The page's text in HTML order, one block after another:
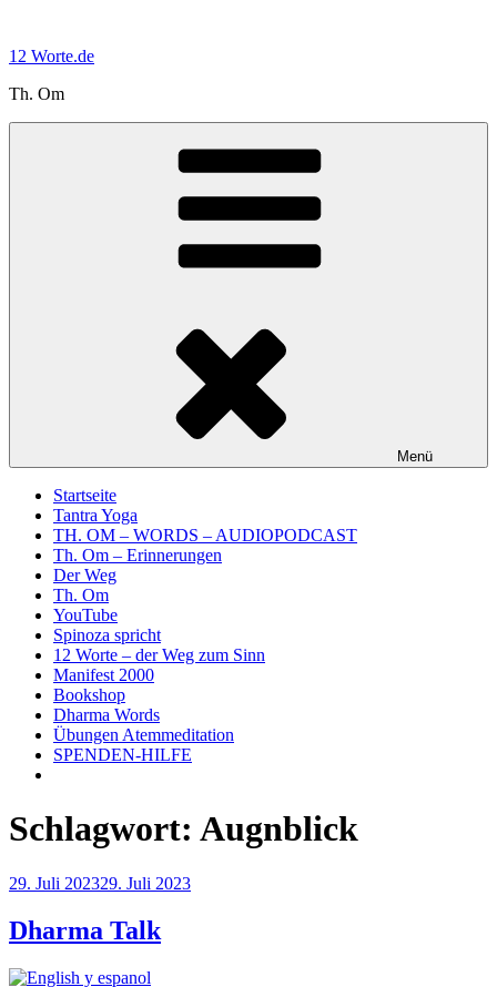
springen
12 Worte.de
Th. Om
Menü
Startseite
Tantra Yoga
TH. OM – WORDS – AUDIOPODCAST
Th. Om – Erinnerungen
Der Weg
Th. Om
YouTube
Spinoza spricht
12 Worte – der Weg zum Sinn
Manifest 2000
Bookshop
Dharma Words
Übungen Atemmeditation
SPENDEN-HILFE
Schlagwort: Augnblick
Veröffentlicht
29. Juli 202329. Juli 2023
Dharma Talk